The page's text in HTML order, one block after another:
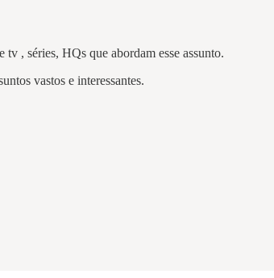
, séries, HQs que abordam esse assunto.
vastos e interessantes.